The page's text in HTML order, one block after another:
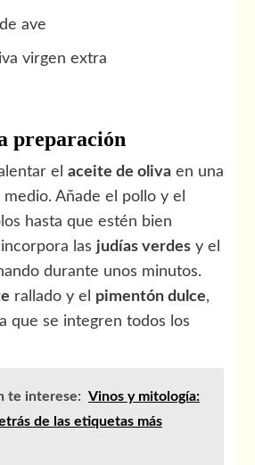
ave
virgen extra
preparación
el aceite de oliva en una
Añade el pollo y el
hasta que estén bien
las judías verdes y el
durante unos minutos.
rallado y el pimentón dulce,
que se integren todos los
te interese: Vinos y mitología:
de las etiquetas más